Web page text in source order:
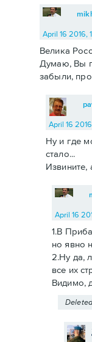
April 16 2016,
Велика
Думаю, Вы
забыли,
April 16
Ну и где
стало...
Извините,
April 16
1.В
но явно
2.Ну да,
все их
Видимо,